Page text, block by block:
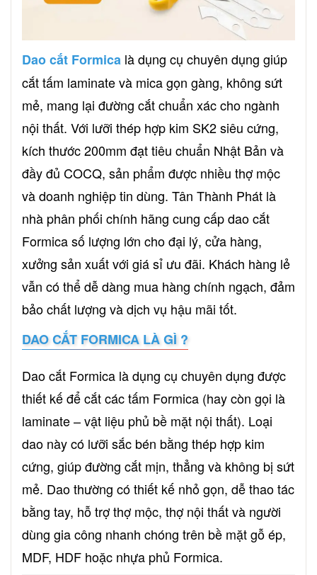
Dao cắt Formica là dụng cụ chuyên dụng giúp
cắt tấm laminate và mica gọn gàng, không sứt
mẻ, mang lại đường cắt chuẩn xác cho ngành
nội thất. Với lưỡi thép hợp kim SK2 siêu cứng,
kích thước 200mm đạt tiêu chuẩn Nhật Bản và
đầy đủ COCQ, sản phẩm được nhiều thợ mộc
và doanh nghiệp tin dùng. Tân Thành Phát là
nhà phân phối chính hãng cung cấp dao cắt
Formica số lượng lớn cho đại lý, cửa hàng,
xưởng sản xuất với giá sỉ ưu đãi. Khách hàng lẻ
vẫn có thể dễ dàng mua hàng chính ngạch, đảm
bảo chất lượng và dịch vụ hậu mãi tốt.
DAO CẮT FORMICA LÀ GÌ ?
Dao cắt Formica là dụng cụ chuyên dụng được
thiết kế để cắt các tấm Formica (hay còn gọi là
laminate – vật liệu phủ bề mặt nội thất). Loại
dao này có lưỡi sắc bén bằng thép hợp kim
cứng, giúp đường cắt mịn, thẳng và không bị sứt
mẻ. Dao thường có thiết kế nhỏ gọn, dễ thao tác
bằng tay, hỗ trợ thợ mộc, thợ nội thất và người
dùng gia công nhanh chóng trên bề mặt gỗ ép,
MDF, HDF hoặc nhựa phủ Formica.